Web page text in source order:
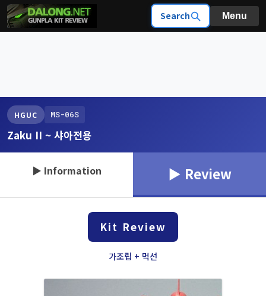
Search Menu
HGUC MS-06S
Zaku II ~ 샤아전용
▶ Information ▶ Review
Kit Review
가조립 + 먹선